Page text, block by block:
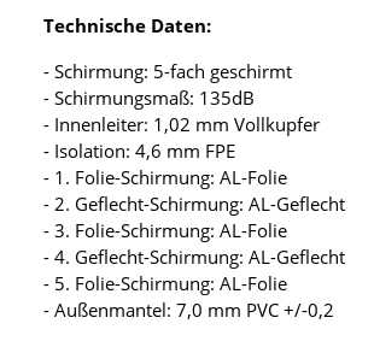
Technische Daten:
- Schirmung: 5-fach geschirmt
- Schirmungsmaß: 135dB
- Innenleiter: 1,02 mm Vollkupfer
- Isolation: 4,6 mm FPE
- 1. Folie-Schirmung: AL-Folie
- 2. Geflecht-Schirmung: AL-Geflecht
- 3. Folie-Schirmung: AL-Folie
- 4. Geflecht-Schirmung: AL-Geflecht
- 5. Folie-Schirmung: AL-Folie
- Außenmantel: 7,0 mm PVC +/-0,2